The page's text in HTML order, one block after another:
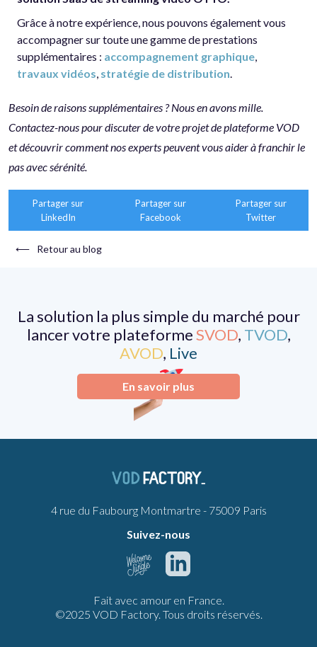
Grâce à notre expérience, nous pouvons également vous
accompagner sur toute une gamme de prestations
supplémentaires : accompagnement graphique
travaux vidéos stratégie de distribution
Besoin de raisons supplémentaires ? Nous en avons mille.
Contactez-nous pour discuter de votre projet de plateforme VOD
et découvrir comment nos experts peuvent vous aider à franchir le
pas avec sérénité.
Partager sur
LinkedIn
Partager sur
Facebook
Partager sur
Twitter
⟵ Retour au blog
La solution la plus simple du marché pour
lancer votre plateformeSVOD, TVOD,
AVOD, Live
En savoir plus
4 rue du Faubourg Montmartre - 75009 Paris
Suivez-nous
Fait avec amour en France.
©2025 VOD Factory. Tous droits réservés.